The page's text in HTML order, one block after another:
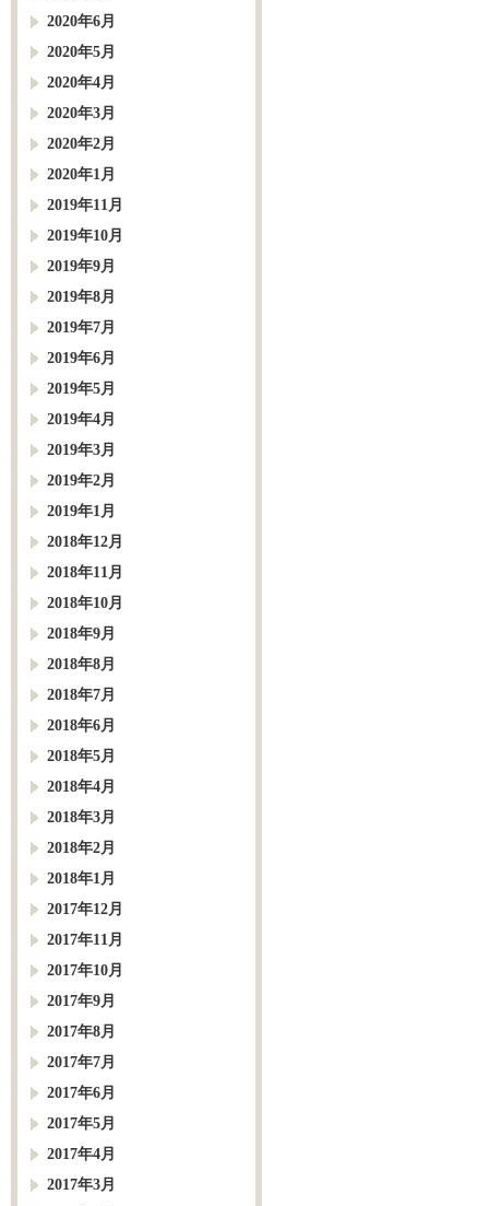
2020年6月
2020年5月
2020年4月
2020年3月
2020年2月
2020年1月
2019年11月
2019年10月
2019年9月
2019年8月
2019年7月
2019年6月
2019年5月
2019年4月
2019年3月
2019年2月
2019年1月
2018年12月
2018年11月
2018年10月
2018年9月
2018年8月
2018年7月
2018年6月
2018年5月
2018年4月
2018年3月
2018年2月
2018年1月
2017年12月
2017年11月
2017年10月
2017年9月
2017年8月
2017年7月
2017年6月
2017年5月
2017年4月
2017年3月